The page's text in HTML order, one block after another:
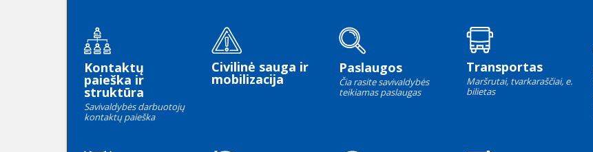
Kontaktų
paieška ir
struktūra
Savivaldybės darbuotojų
kontaktų paieška
Civilinė sauga ir
mobilizacija
Paslaugos
Čia rasite savivaldybės
teikiamas paslaugas
Transportas
Maršrutai, tvarkaraščiai, e.
bilietas